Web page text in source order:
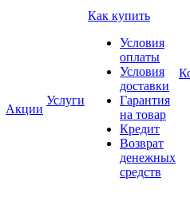
Акции
Услуги
Как купить
Условия
оплаты
Условия
доставки
Гарантия
на товар
Кредит
Возврат
денежных
средств